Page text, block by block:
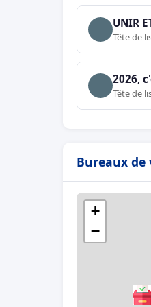
UNIR
Tête de
2026,
Tête de
Bureaux de
+
−